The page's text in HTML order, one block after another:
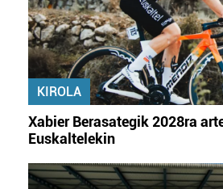
KIROLA
Xabier Berasategik 2028ra
Euskaltelekin